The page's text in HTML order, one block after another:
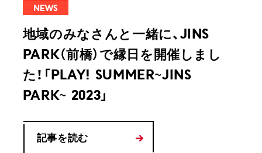
NEWS
地域のみなさんと一緒に、JINS
PARK（前橋）で縁日を開催しまし
た！「PLAY! SUMMER~JINS
PARK~ 2023」
記事を読む